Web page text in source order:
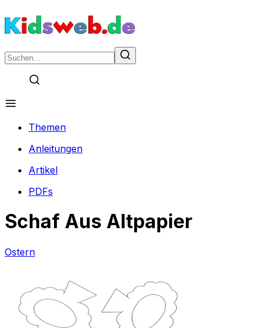
Themen
Anleitungen
Artikel
PDFs
Schaf Aus Altpapier
Ostern